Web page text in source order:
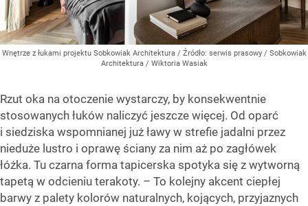
Wnętrze z łukami projektu Sobkowiak Architektura / Źródło: serwis prasowy / Sobkowiak
Architektura / Wiktoria Wasiak
Rzut oka na otoczenie wystarczy, by konsekwentnie
stosowanych łuków naliczyć jeszcze więcej. Od oparć
i siedziska wspomnianej już ławy w strefie jadalni przez
nieduże lustro i oprawę ściany za nim aż po zagłówek
łóżka. Tu czarna forma tapicerska spotyka się z wytworną
tapetą w odcieniu terakoty. – To kolejny akcent ciepłej
barwy z palety kolorów naturalnych, kojących, przyjaznych